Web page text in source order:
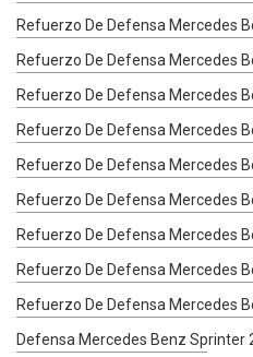
Refuerzo De Defensa Mercedes
Refuerzo De Defensa Mercedes
Refuerzo De Defensa Mercedes
Refuerzo De Defensa Mercedes
Refuerzo De Defensa Mercedes
Refuerzo De Defensa Mercedes
Refuerzo De Defensa Mercedes
Refuerzo De Defensa Mercedes
Refuerzo De Defensa Mercedes
Defensa Mercedes Benz Sprinter